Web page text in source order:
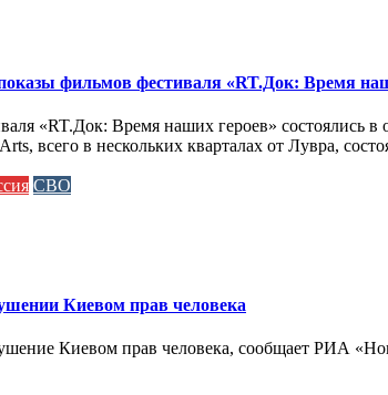
фильмов фестиваля «RT.Док: Время
«RT.Док: Время наших героев» состоялись
всего в нескольких кварталах от Лувра,
СВО
Киевом прав человека
Киевом прав человека, сообщает РИА